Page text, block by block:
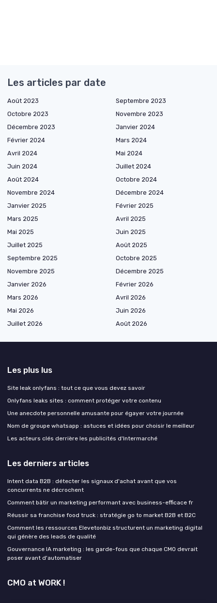
Les articles par date
Août 2023
Septembre 2023
Octobre 2023
Novembre 2023
Décembre 2023
Janvier 2024
Février 2024
Mars 2024
Avril 2024
Mai 2024
Juin 2024
Juillet 2024
Août 2024
Octobre 2024
Novembre 2024
Décembre 2024
Janvier 2025
Février 2025
Mars 2025
Avril 2025
Mai 2025
Juin 2025
Juillet 2025
Août 2025
Septembre 2025
Octobre 2025
Novembre 2025
Décembre 2025
Janvier 2026
Février 2026
Mars 2026
Avril 2026
Mai 2026
Juin 2026
Juillet 2026
Août 2026
Les plus lus
Site leak onlyfans : tout ce que vous devez savoir
Onlyfans leaks sites : comment protéger votre contenu
Une anecdote personnelle amusante pour égayer votre journée
Nom de groupe whatsapp : astuces et idées pour choisir le meilleur
Les acteurs clés derrière les publicités d'Intermarché
Les derniers articles
Intent data B2B : détecter les signaux d'achat avant que vos
concurrents ne décrochent
Comment bâtir un marketing performant avec business-efficace fr
Réussir sa franchise food truck : stratégie go to market B2B et B2C
Comment les ressources Elevetonbiz structurent un marketing digital
qui génère des leads de qualité
Gouvernance IA marketing : les garde-fous que chaque CMO devrait
poser avant d'automatiser
CMO at WORK !